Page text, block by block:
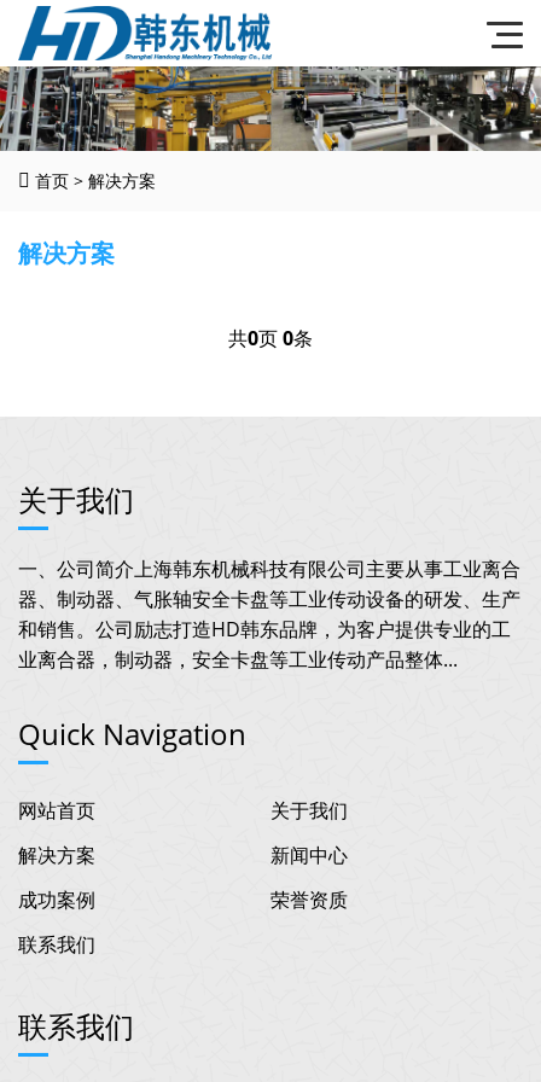
首页 > 解决方案
解决方案
共0页0条
关于我们
一、公司简介上海韩东机械科技有限公司主要从事工业离合
器、制动器、气胀轴安全卡盘等工业传动设备的研发、生产
和销售。公司励志打造HD韩东品牌，为客户提供专业的工
业离合器，制动器，安全卡盘等工业传动产品整体...
Quick Navigation
网站首页
关于我们
解决方案
新闻中心
成功案例
荣誉资质
联系我们
联系我们